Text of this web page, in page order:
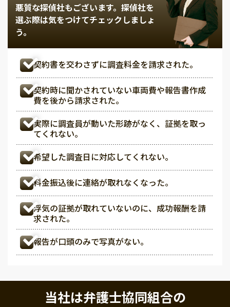
悪質な探偵社もございます。 探偵社を
選ぶ際は気をつけてチェックしましょ
う。
契約書を交わさずに調査料金を請求された。
契約時に聞かされていない車両費や報告書作成
費を後から請求された。
実際に調査員が動いた形跡がなく、証拠を取っ
てくれない。
希望した調査日に対応してくれない。
料金振込後に連絡が取れなくなった。
浮気の証拠が取れていないのに、成功報酬を請
求された。
報告が口頭のみで写真がない。
当社は弁護士協同組合の